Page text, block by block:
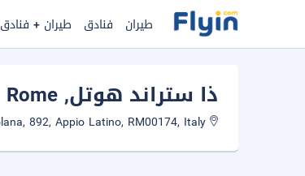
طيران فنادق طيران + فنادق
ذا ستراند هوتل, Rome